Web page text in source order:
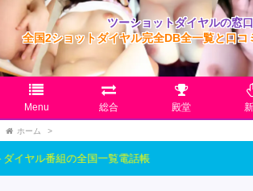
ツーショットダイヤルの窓口
全国2ショットダイヤル完全DB全一覧と口コ
Menu 総合 殿堂
ホーム >
ル番組の全国一覧電話帳